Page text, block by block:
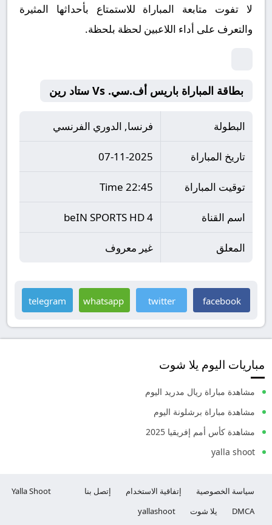
لا تفوت متابعة المباراة للاستمتاع بأحداثها المثيرة
والتعرف على أداء اللاعبين لحظة بلحظة.
بطاقة المباراة باريس أف.سي. Vs ستاد رين
البطولة فرنسا, الدوري الفرنسي
تاريخ المباراة 07-11-2025
توقيت المباراة 22:45 Time
اسم القناة beIN SPORTS HD 4
المعلق غير معروف
facebook
twitter
whatsapp
telegram
مباريات اليوم يلا شوت
مشاهدة مباراة ريال مدريد اليوم
مشاهدة مباراة برشلونة اليوم
مشاهدة كأس أمم إفريقيا 2025
yalla shoot
Yalla Shoot سياسة الخصوصية إتفاقية الاستخدام
إتصل بنا
DMCA
يلا شوت yallashoot